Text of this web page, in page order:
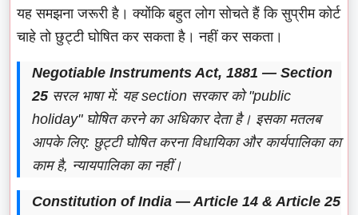
यह समझना जरूरी है। क्योंकि बहुत लोग सोचते हैं कि सुप्रीम कोर्ट
चाहे तो छुट्टी घोषित कर सकता है। नहीं कर सकता।
Negotiable Instruments Act, 1881 — Section
25सरल भाषा में: यह section सरकार को "public
holiday" घोषित करने का अधिकार देता है। इसका मतलब
आपके लिए: छुट्टी घोषित करना विधायिका और कार्यपालिका का
काम है, न्यायपालिका का नहीं।
Constitution of India — Article 14 & Article 25